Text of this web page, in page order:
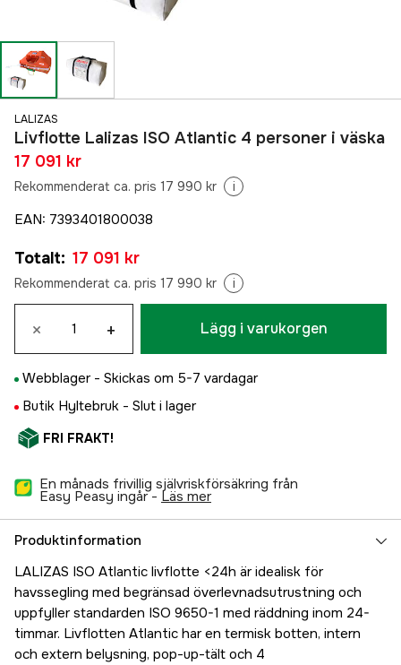
LALIZAS
Livflotte Lalizas ISO Atlantic 4 personer i väska
17 091 kr
Rekommenderat ca. pris 17 990 kr i
EAN: 7393401800038
Totalt: 17 091 kr
Rekommenderat ca. pris 17 990 kr i
× + Lägg i varukorgen
Webblager - Skickas om 5-7 vardagar
Butik Hyltebruk - Slut i lager
FRI FRAKT!
En månads frivillig självriskförsäkring från
Easy Peasy ingår - läs mer
Produktinformation
LALIZAS ISO Atlantic livflotte <24h är idealisk för
havssegling med begränsad överlevnadsutrustning och
uppfyller standarden ISO 9650-1 med räddning inom 24-
timmar. Livflotten Atlantic har en termisk botten, intern
och extern belysning, pop-up-tält och 4